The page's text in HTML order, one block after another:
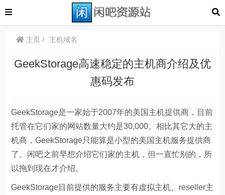
主页 主机域名
GeekStorage高速稳定的主机商介绍及优
惠码发布
GeekStorage是一家始于2007年的美国主机提供商，目前
托管在它们家的网站数量大约是30,000。相比其它大的主
机商，GeekStorage只能算是小型的美国主机服务提供商
了。闲吧之前早想介绍它们家的主机，但一直忙别的，所
以拖到现在才介绍。
GeekStorage目前提供的服务主要有虚拟主机、reseller主